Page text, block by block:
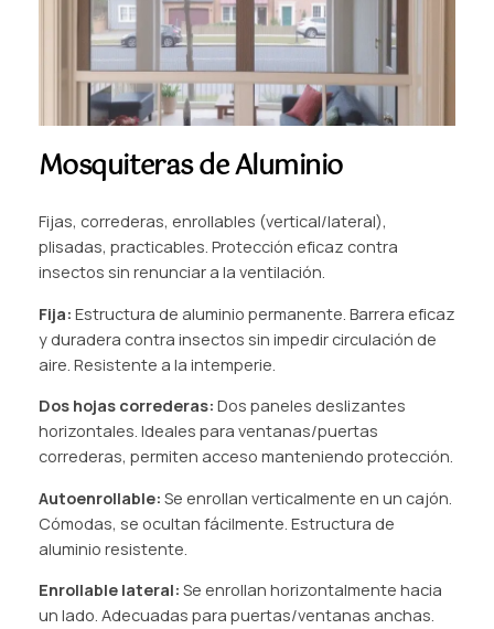
Mosquiteras de Aluminio
Fijas, correderas, enrollables (vertical/lateral),
plisadas, practicables. Protección eficaz contra
insectos sin renunciar a la ventilación.
Fija: Estructura de aluminio permanente. Barrera eficaz
y duradera contra insectos sin impedir circulación de
aire. Resistente a la intemperie.
Dos hojas correderas: Dos paneles deslizantes
horizontales. Ideales para ventanas/puertas
correderas, permiten acceso manteniendo protección.
Autoenrollable: Se enrollan verticalmente en un cajón.
Cómodas, se ocultan fácilmente. Estructura de
aluminio resistente.
Enrollable lateral: Se enrollan horizontalmente hacia
un lado. Adecuadas para puertas/ventanas anchas.